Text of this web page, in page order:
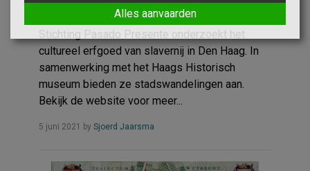
Den Haag – Pasado Presente
Stichting Pasado Presente onderzoekt het
cultureel erfgoed van slavernij in Den Haag. In
samenwerking met het Haags Historisch
museum bieden ze stadswandelingen aan.
Bekijk de website voor meer...
5 juni 2021 by Sjoerd JaarsmaRead
Alles aanvaarden